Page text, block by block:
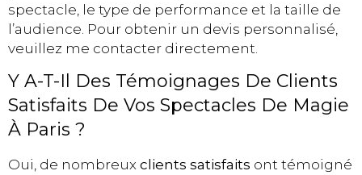
spectacle, le type de performance et la taille de
l’audience. Pour obtenir un devis personnalisé,
veuillez me contacter directement.
Y A-T-Il Des Témoignages De Clients
Satisfaits De Vos Spectacles De Magie
À Paris ?
Oui, de nombreux clients satisfaits ont témoigné